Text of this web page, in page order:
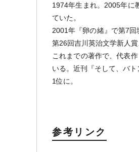
1974年生まれ。2005年に
ていた。
2001年『卵の緒』で第7
第26回吉川英治文学新人
これまでの著作で、代表
いる。近刊『そして、バ
1位に。
参考リンク